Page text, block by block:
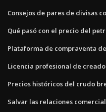
Consejos de pares de divisas
Qué pasó con el precio del
Plataforma de compraventa
Licencia profesional de
Precios históricos del crudo
Salvar las relaciones